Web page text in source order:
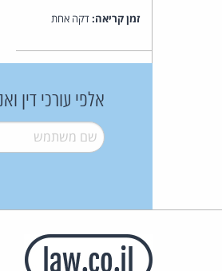
זמן קריאה:דקה אחת
אלפי עורכי דין
שם משתמש*